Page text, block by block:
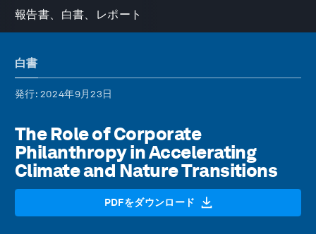
報告書、白書、レポート
白書
発行: 2024年9月23日
The Role of Corporate
Philanthropy in Accelerating
Climate and Nature Transitions
PDFをダウンロード